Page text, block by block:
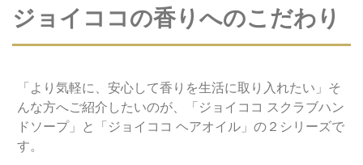
ジョイココの香りへのこだわり
「より気軽に、安心して香りを生活に取り入れたい」そ
んな方へご紹介したいのが、「ジョイココ スクラブハン
ドソープ」と「ジョイココ ヘアオイル」の２シリーズで
す。